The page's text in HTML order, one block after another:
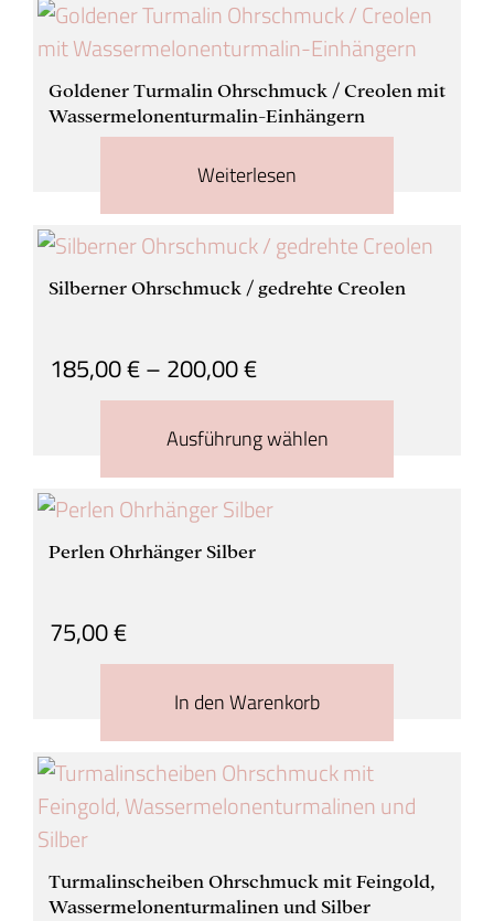
Goldener Turmalin Ohrschmuck / Creolen mit
Wassermelonenturmalin-Einhängern
Weiterlesen
Silberner Ohrschmuck / gedrehte Creolen
185,00€– 200,00€
Ausführung wählen
weist
Varianten
Die
Optionen
der
Produktseite
gewählt
Perlen Ohrhänger Silber
75,00€
In den Warenkorb
Turmalinscheiben Ohrschmuck mit Feingold,
Wassermelonenturmalinen und Silber